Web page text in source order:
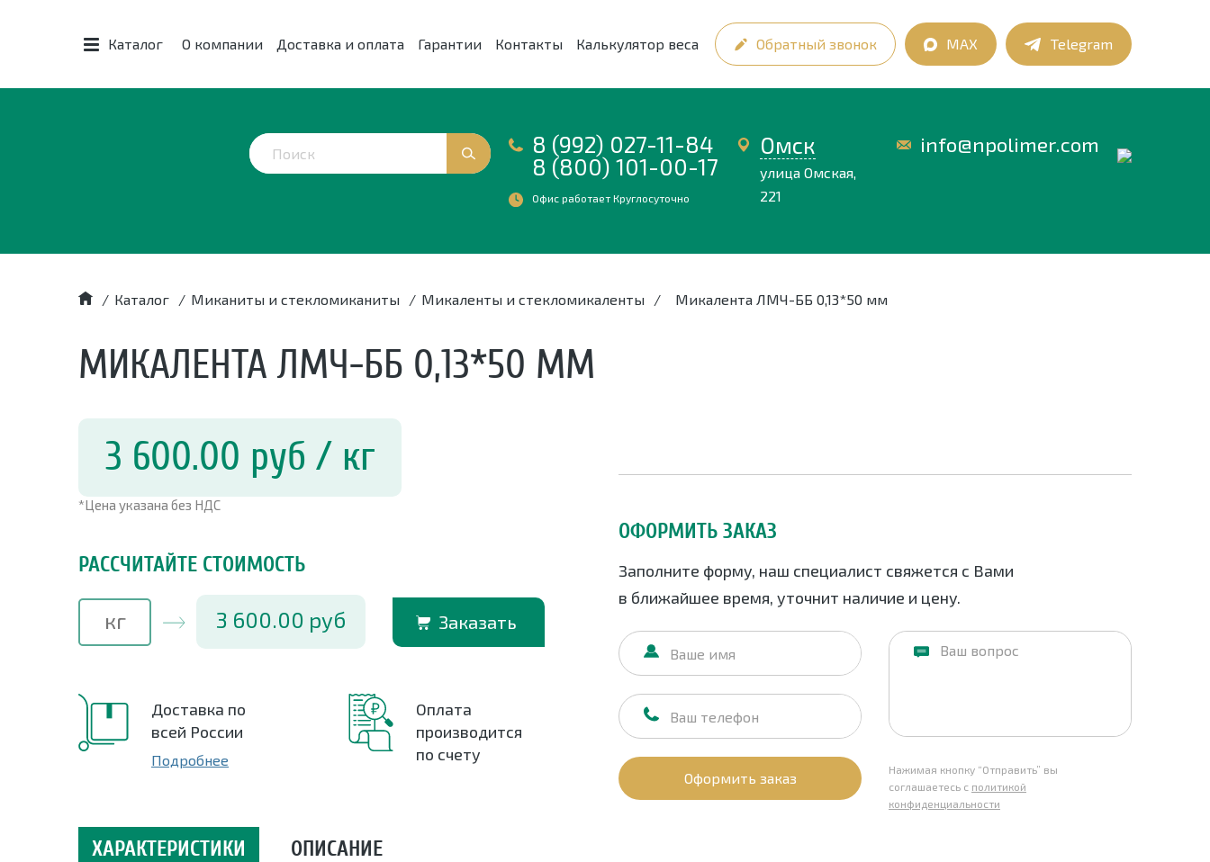
Каталог О компании Доставка и оплата Гарантии Контакты Калькулятор веса Обратный звонок MAX Telegram
8 (992) 027-11-84
8 (800) 101-00-17
Офис работает Круглосуточно
Омск
улица Омская,
221
info@npolimer.com
/ Каталог / Миканиты и стекломиканиты / Микаленты и стекломикаленты / Микалента ЛМЧ-ББ 0,13*50 мм
МИКАЛЕНТА ЛМЧ-ББ 0,13*50 ММ
ОФОРМИТЬ ЗАКАЗ
Заполните форму, наш специалист свяжется с Вами
в ближайшее время, уточнит наличие и цену.
Оформить заказ
Нажимая кнопку “Отправить” вы
соглашаетесь с политикой
конфиденциальности
3 600.00 руб / кг
*Цена указана без НДС
РАССЧИТАЙТЕ СТОИМОСТЬ
3 600.00 руб Заказать
Доставка по
всей России
Подробнее
Оплата
производится
по счету
ХАРАКТЕРИСТИКИ ОПИСАНИЕ